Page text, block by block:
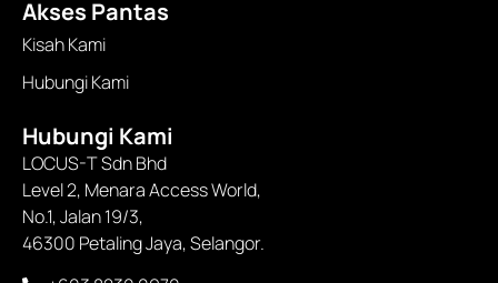
Akses Pantas
Kisah Kami
Hubungi Kami
Hubungi Kami
LOCUS-T Sdn Bhd
Level 2, Menara Access World,
No.1, Jalan 19/3,
46300 Petaling Jaya, Selangor.